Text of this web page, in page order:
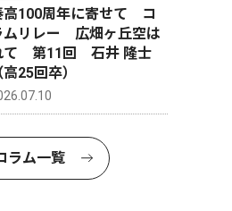
高100周年に寄せて コ
ムリレー 広畑ヶ丘空は
て 第11回 石井 隆士
高25回卒）
ラム一覧